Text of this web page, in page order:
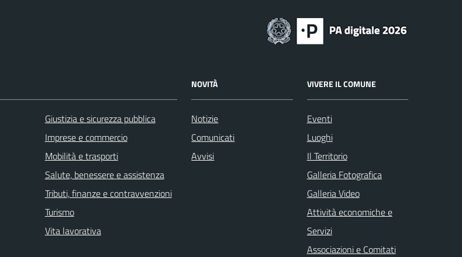
Giustizia e sicurezza pubblica
Imprese e commercio
Mobilità e trasporti
Salute, benessere e assistenza
Tributi, finanze e contravvenzioni
Turismo
Vita lavorativa
NOVITÀ
Notizie
Comunicati
Avvisi
VIVERE IL COMUNE
Eventi
Luoghi
Il Territorio
Galleria Fotografica
Galleria Video
Attività economiche e
Servizi
Associazioni e Comitati